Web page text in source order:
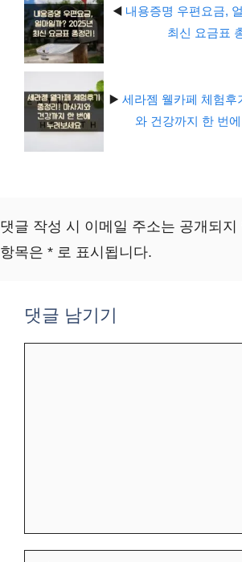
◀️ 내용증명 우편요금,
최신 요금표
▶️ 세라젬 웰카페 체험후
와 건강까지 한 번
댓글 작성 시 이메일 주소는 공개되지
항목은 * 로 표시됩니다.
댓글 남기기